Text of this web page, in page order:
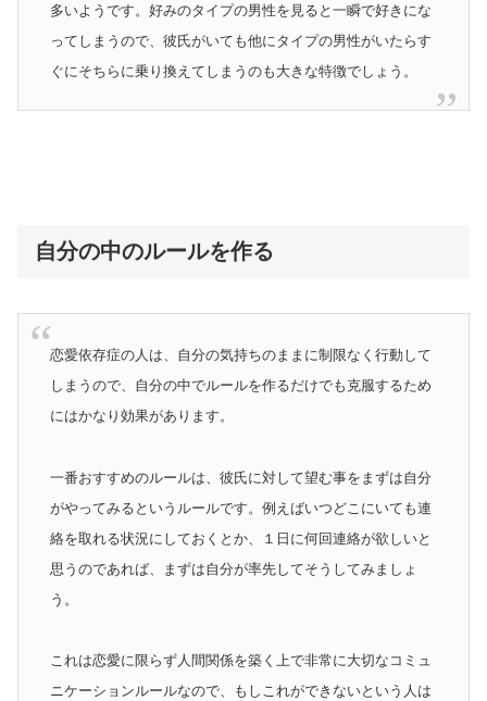
多いようです。好みのタイプの男性を見ると一瞬で好きにな
ってしまうので、彼氏がいても他にタイプの男性がいたらす
ぐにそちらに乗り換えてしまうのも大きな特徴でしょう。
自分の中のルールを作る
恋愛依存症の人は、自分の気持ちのままに制限なく行動して
しまうので、自分の中でルールを作るだけでも克服するため
にはかなり効果があります。
一番おすすめのルールは、彼氏に対して望む事をまずは自分
がやってみるというルールです。例えばいつどこにいても連
絡を取れる状況にしておくとか、１日に何回連絡が欲しいと
思うのであれば、まずは自分が率先してそうしてみましょ
う。
これは恋愛に限らず人間関係を築く上で非常に大切なコミュ
ニケーションルールなので、もしこれができないという人は